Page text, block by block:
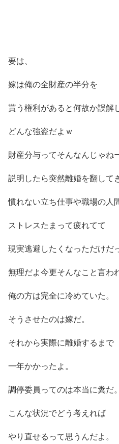
要は、
嫁は俺の全財産の半分を
貰う権利があると何故か誤解
どんな強盗だよｗ
財産分与ってそんなんじゃね
説明したら突然離婚を翻して
慣れない立ち仕事や職場の人
ストレスたまって疲れてて
現実逃避したくなっただけだ
無理だよ今更そんなこと言わ
俺の方は完全に冷めていた。
そうさせたのは嫁だ。
それから実際に離婚するまで
一年かかったよ。
調停委員ってのは本当に糞だ。
こんな状況でどう考えれば
やり直せるって思うんだよ。